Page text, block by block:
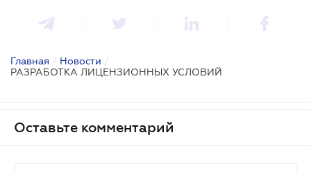
Главная / Новости /
РАЗРАБОТКА ЛИЦЕНЗИОННЫХ УСЛОВИЙ
Оставьте комментарий